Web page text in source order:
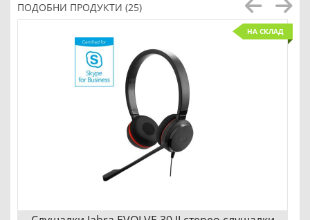
ПОДОБНИ ПРОДУКТИ (25)
НА СКЛАД